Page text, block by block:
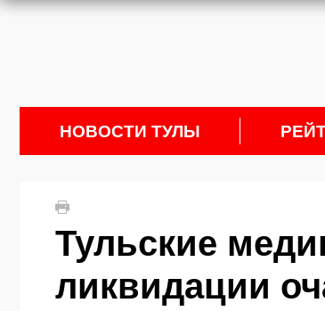
НОВОСТИ ТУЛЫ
Тульские
ликвидации